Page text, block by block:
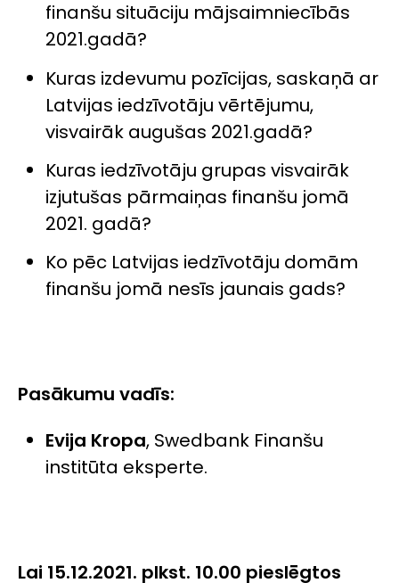
finanšu situāciju mājsaimniecībās
2021.gadā?
Kuras izdevumu pozīcijas, saskaņā ar
Latvijas iedzīvotāju vērtējumu,
visvairāk augušas 2021.gadā?
Kuras iedzīvotāju grupas visvairāk
izjutušas pārmaiņas finanšu jomā
2021. gadā?
Ko pēc Latvijas iedzīvotāju domām
finanšu jomā nesīs jaunais gads?
Pasākumu vadīs:
Evija Kropa, Swedbank Finanšu
institūta eksperte.
Lai 15.12.2021. plkst. 10.00 pieslēgtos